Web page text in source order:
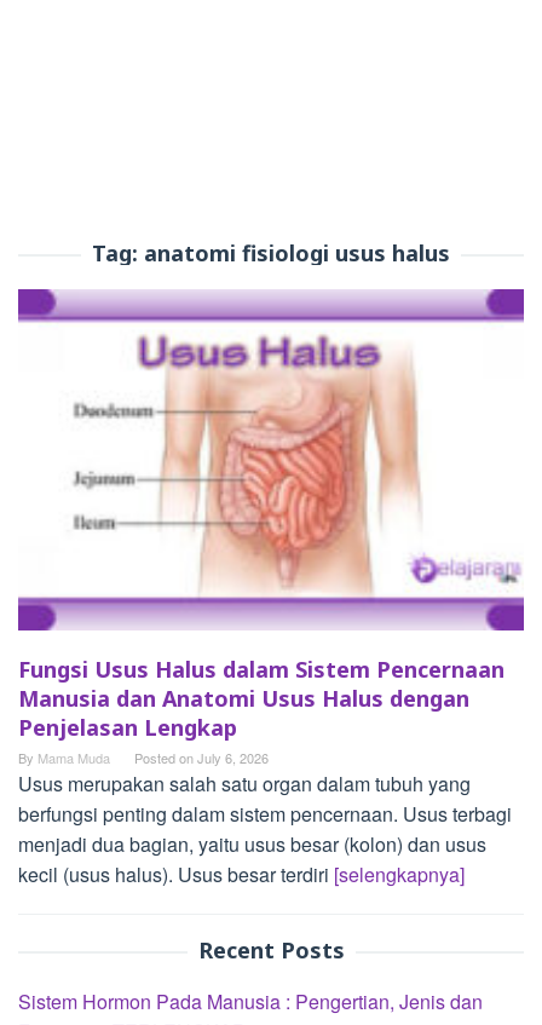
Tag: anatomi fisiologi usus halus
Fungsi Usus Halus dalam Sistem Pencernaan
Manusia dan Anatomi Usus Halus dengan
Penjelasan Lengkap
By Mama Muda Posted onJuly 6, 2026
Usus merupakan salah satu organ dalam tubuh yang
berfungsi penting dalam sistem pencernaan. Usus terbagi
menjadi dua bagian, yaitu usus besar (kolon) dan usus
kecil (usus halus). Usus besar terdiri [selengkapnya]
Recent Posts
Sistem Hormon Pada Manusia : Pengertian, Jenis dan